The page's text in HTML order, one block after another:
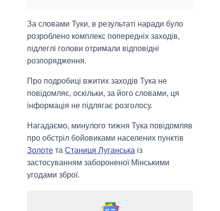
За словами Туки, в результаті наради було
розроблено комплекс попередніх заходів,
підлеглі голови отримали відповідні
розпорядження.
Про подробиці вжитих заходів Тука не
повідомляє, оскільки, за його словами, ця
інформація не підлягає розголосу.
Нагадаємо, минулого тижня Тука повідомляв
про обстріл бойовиками населених пунктів
Золоте та Станиця Луганська із
застосуванням забороненої Мінськими
угодами зброї.